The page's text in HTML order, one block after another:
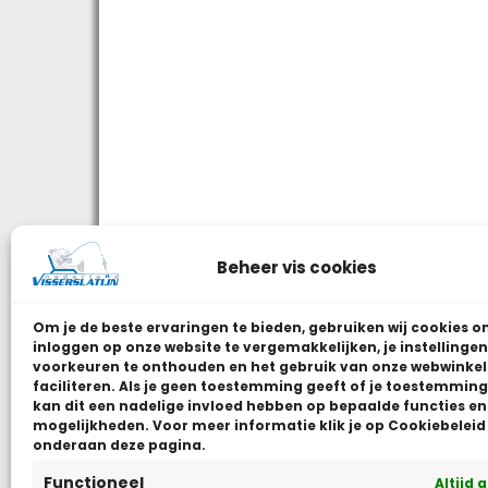
Beheer vis cookies
Om je de beste ervaringen te bieden, gebruiken wij cookies
inloggen op onze website te vergemakkelijken, je
voorkeuren te onthouden en het gebruik van onze
faciliteren. Als je geen toestemming geeft of je
kan dit een nadelige invloed hebben op bepaalde functies en
mogelijkheden. Voor meer informatie klik je op Cookiebeleid
onderaan deze pagina.
Functioneel Altijd